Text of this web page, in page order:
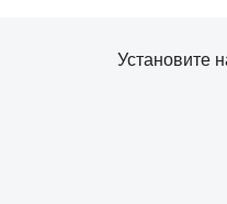
Установите